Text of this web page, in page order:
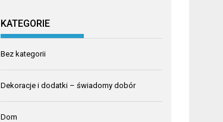
KATEGORIE
Bez kategorii
Dekoracje i dodatki – świadomy dobór
Dom